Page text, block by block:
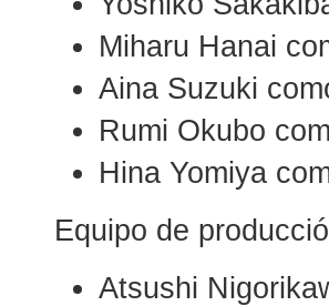
Miharu Hanai
Aina Suzuki
Rumi Okubo
Hina Yomiya
Equipo de
Atsushi